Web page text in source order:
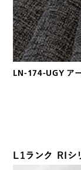
LN-174-UGY ア
L1ランク RIシ